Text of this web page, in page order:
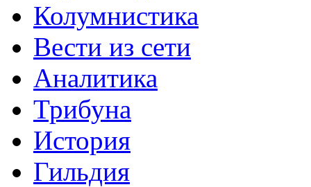
Колумнистика
Вести из сети
Аналитика
Трибуна
История
Гильдия